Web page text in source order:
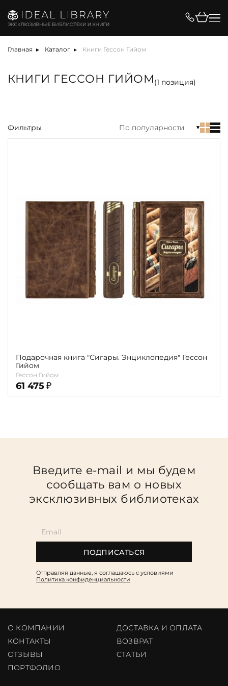
Главная Каталог Книги Гессон Гийом
КНИГИ ГЕССОН ГИЙОМ(1 позиция)
Цена, ₽
арт-объект
библиотека
карта
Показать еще
Материал
Обрез
Тиснение
Цвет
Кому
Фильтры По популярности
Подарочная книга "Сигары. Энциклопедия" Гессон
Гийом
Гессон Гийом
61 475 ₽
Введите e-mail и мы будем
сообщать вам о новых
эксклюзивных библиотеках
ПОДПИСАТЬСЯ
Отправляя данные, я соглашаюсь c условиями
Политика конфиденциальности
О КОМПАНИИ
ДОСТАВКА И ОПЛАТА
КОНТАКТЫ
ВОЗВРАТ
ОТЗЫВЫ
CТАТЬИ
ПОРТФОЛИО